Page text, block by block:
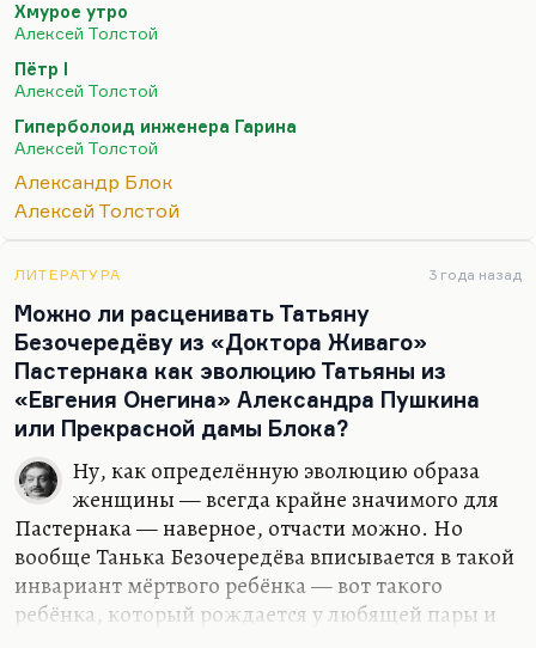
время войны, когда появились «Рассказы Ивана
многие).
Но в целом мне кажется, что «Хождение по
мукам» — это книга, к которой можно было
относиться всерьез, просто когда ничего другого
не было. Я и «Петра Первого» не люблю. Мне
Хмурое утро
Алексей Толстой
Пётр I
Алексей Толстой
Гиперболоид инженера Гарина
Алексей Толстой
Александр Блок
Алексей Толстой
ЛИТЕРАТУРА 3 года назад
Можно ли расценивать Татьяну
Безочередёву из «Доктора Живаго»
Пастернака как эволюцию Татьяны из
«Евгения Онегина» Александра Пушкина
или Прекрасной дамы Блока?
Ну, как определённую эволюцию образа
женщины — всегда крайне значимого для
Пастернака — наверное, отчасти можно. Но
вообще Танька Безочередёва вписывается в такой
инвариант мёртвого ребёнка — вот такого
ребёнка, который рождается у любящей пары и